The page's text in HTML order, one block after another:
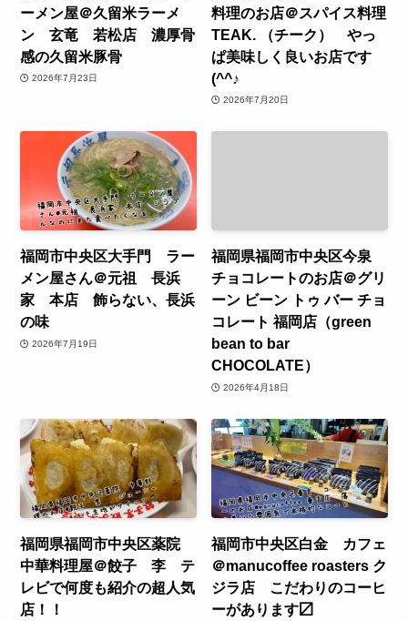
ーメン屋＠久留米ラーメ
ン 玄竜 若松店 濃厚骨
感の久留米豚骨
2026年7月23日
料理のお店＠スパイス料理
TEAK. （チーク） やっ
ぱ美味しく良いお店です
(^^♪
2026年7月20日
福岡市中央区大手門 ラー
メン屋さん＠元祖 長浜
家 本店 飾らない、長浜
の味
2026年7月19日
福岡県福岡市中央区今泉
チョコレートのお店＠グリ
ーン ビーン トゥ バー チョ
コレート 福岡店（green
bean to bar
CHOCOLATE）
2026年4月18日
福岡県福岡市中央区薬院
中華料理屋＠餃子 李 テ
レビで何度も紹介の超人気
店！！
福岡市中央区白金 カフェ
＠manucoffee roasters ク
ジラ店 こだわりのコーヒ
ーがあります〼